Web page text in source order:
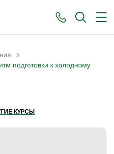
›
подготовки к холодному
КУРСЫ